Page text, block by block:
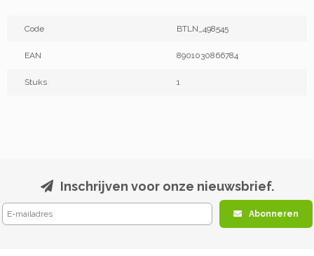
Code BTLN_498545
EAN 8901030866784
Stuks 1
Inschrijven voor onze nieuwsbrief.
Abonneren